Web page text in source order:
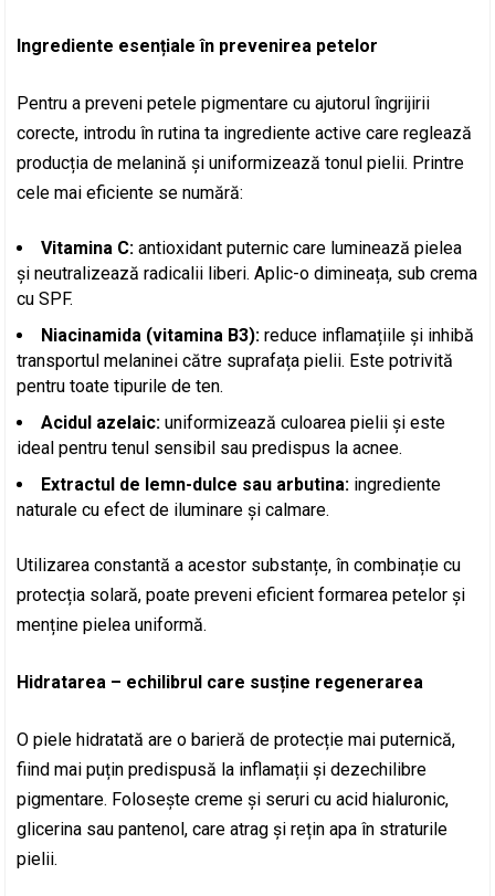
Ingrediente esențiale în prevenirea petelor
Pentru a preveni petele pigmentare cu ajutorul îngrijirii
corecte, introdu în rutina ta ingrediente active care reglează
producția de melanină și uniformizează tonul pielii. Printre
cele mai eficiente se numără:
Vitamina C: antioxidant puternic care luminează pielea
și neutralizează radicalii liberi. Aplic-o dimineața, sub crema
cu SPF.
Niacinamida (vitamina B3): reduce inflamațiile și inhibă
transportul melaninei către suprafața pielii. Este potrivită
pentru toate tipurile de ten.
Acidul azelaic: uniformizează culoarea pielii și este
ideal pentru tenul sensibil sau predispus la acnee.
Extractul de lemn-dulce sau arbutina: ingrediente
naturale cu efect de iluminare și calmare.
Utilizarea constantă a acestor substanțe, în combinație cu
protecția solară, poate preveni eficient formarea petelor și
menține pielea uniformă.
Hidratarea – echilibrul care susține regenerarea
O piele hidratată are o barieră de protecție mai puternică,
fiind mai puțin predispusă la inflamații și dezechilibre
pigmentare. Folosește creme și seruri cu acid hialuronic,
glicerina sau pantenol, care atrag și rețin apa în straturile
pielii.